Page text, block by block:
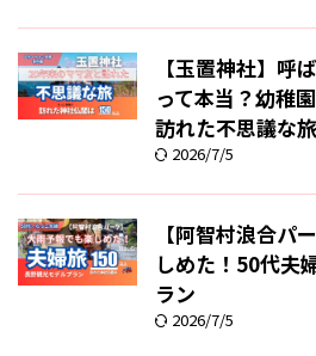
【玉置神社】呼
って本当？幼稚
訪れた不思議な旅
2026/7/5
【阿智村浪合パ
しめた！50代夫
ラン
2026/7/5